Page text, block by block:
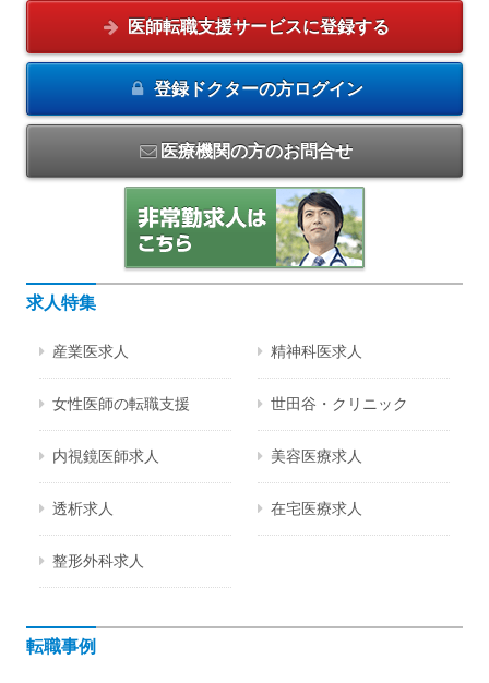
医師転職支援サービスに登録する
登録ドクターの方ログイン
医療機関の方のお問合せ
求人特集
産業医求人 精神科医求人
女性医師の転職支援 世田谷・クリニック
内視鏡医師求人 美容医療求人
透析求人 在宅医療求人
整形外科求人
転職事例